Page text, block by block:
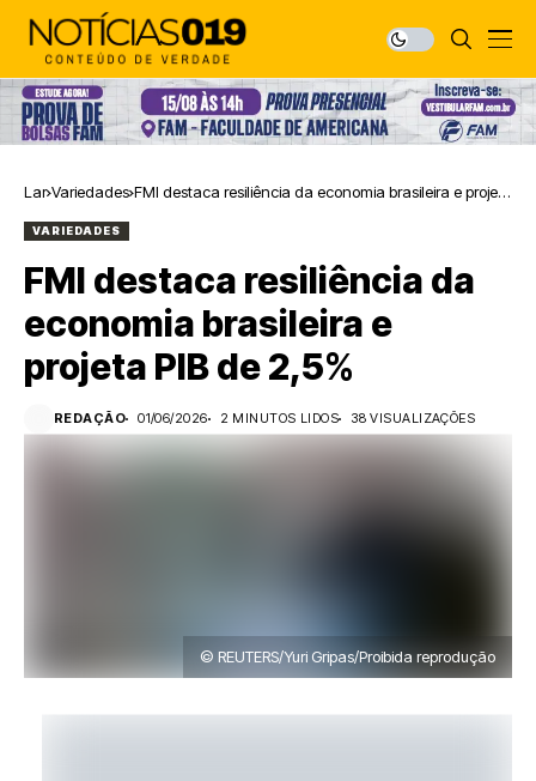
Lar Variedades FMI destaca resiliência da economia brasileira e projeta
VARIEDADES
FMI destaca resiliência da
economia brasileira e
projeta PIB de 2,5%
REDAÇÃO 01/06/2026 2 MINUTOS LIDOS 38 VISUALIZAÇÕES
© REUTERS/Yuri Gripas/Proibida reprodução